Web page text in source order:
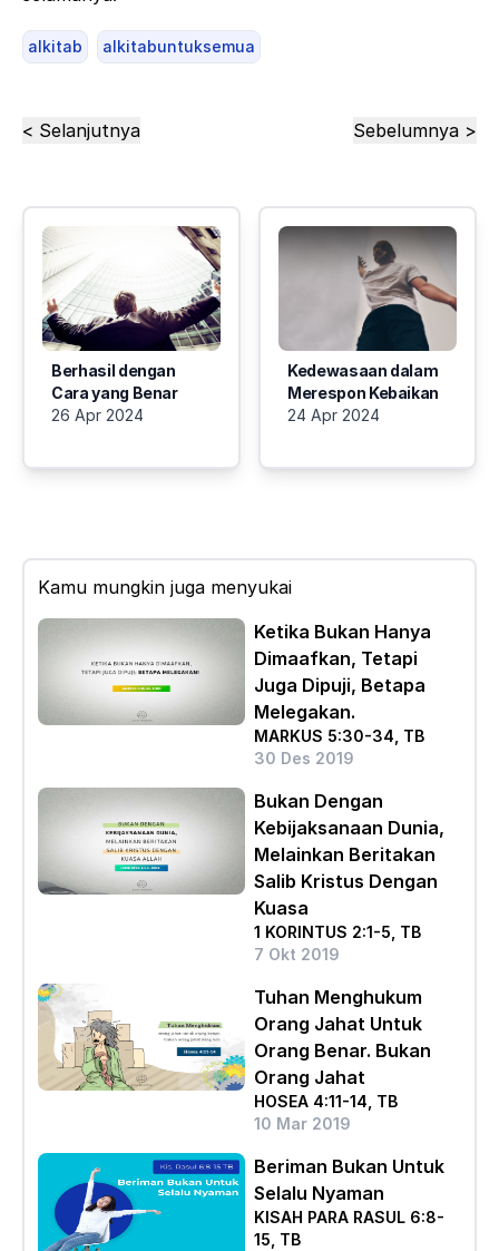
alkitab alkitabuntuksemua
< Selanjutnya Sebelumnya >
Berhasil dengan
Cara yang Benar
26 Apr 2024
Kedewasaan dalam
Merespon Kebaikan
24 Apr 2024
Kamu mungkin juga menyukai
Ketika Bukan Hanya
Dimaafkan, Tetapi
Juga Dipuji, Betapa
Melegakan.
MARKUS 5:30-34, TB
30 Des 2019
Bukan Dengan
Kebijaksanaan Dunia,
Melainkan Beritakan
Salib Kristus Dengan
Kuasa
1 KORINTUS 2:1-5, TB
7 Okt 2019
Tuhan Menghukum
Orang Jahat Untuk
Orang Benar. Bukan
Orang Jahat
HOSEA 4:11-14, TB
10 Mar 2019
Beriman Bukan Untuk
Selalu Nyaman
KISAH PARA RASUL 6:8-
15, TB